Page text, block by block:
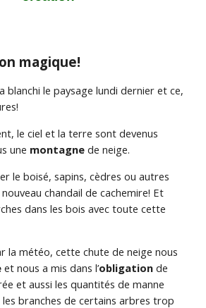
magique!
blanchi le paysage lundi dernier et ce,
le ciel et la terre sont devenus
une montagne de neige.
le boisé, sapins, cèdres ou autres
chandail de cachemire! Et
dans les bois avec toute cette
la météo, cette chute de neige nous
et nous a mis dans l’obligation de
et aussi les quantités de manne
branches de certains arbres trop